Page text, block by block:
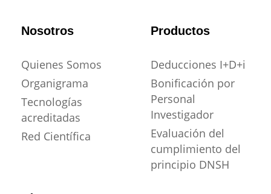
Nosotros
Quienes Somos
Organigrama
Tecnologías
acreditadas
Red Científica
Productos
Deducciones I+D+i
Bonificación por
Personal
Investigador
Evaluación del
cumplimiento del
principio DNSH